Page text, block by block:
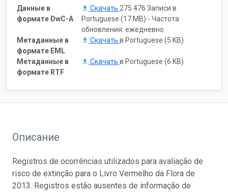
Данные в
формате DwC-A
Скачать 275 476 Записи в
Portuguese (17 MB) - Частота
обновления: ежедневно
Метаданные в
формате EML
Скачать в Portuguese (5 KB)
Метаданные в
формате RTF
Скачать в Portuguese (6 KB)
Описание
Registros de ocorrências utilizados para avaliação de
risco de extinção para o Livro Vermelho da Flora de
2013. Registros estão ausentes de informação de